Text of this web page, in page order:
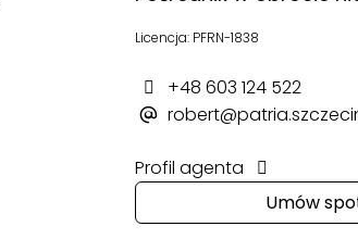
Licencja: PFRN-1838
+48 603 124 522
Profil agenta
Umów